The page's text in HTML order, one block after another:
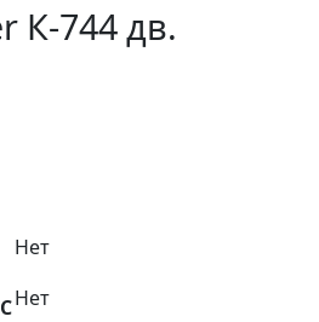
К-744 дв.
Нет
Нет